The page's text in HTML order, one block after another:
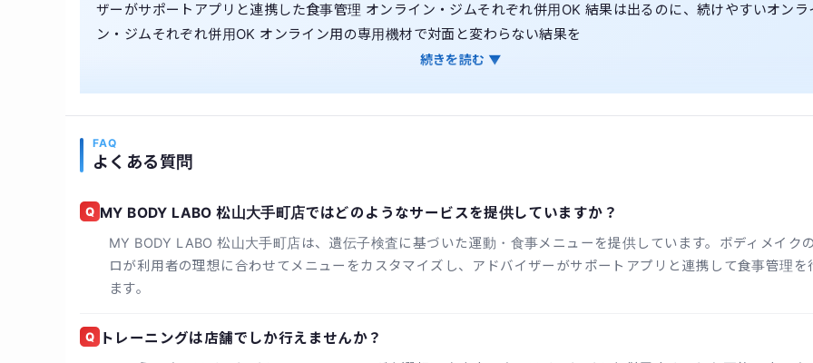
ザーがサポートアプリと連携した食事管理 オンライン・ジムそれぞれ併用OK 結果は出るのに、続けやすいオンラ
ン・ジムそれぞれ併用OK オンライン用の専用機材で対面と変わらない結果を
続きを読む ▼
FAQ
よくある質問
Q MY BODY LABO 松山大手町店ではどのようなサービスを提供していますか？
MY BODY LABO 松山大手町店は、遺伝子検査に基づいた運動・食事メニューを提供しています。ボディメイク
ロが利用者の理想に合わせてメニューをカスタマイズし、アドバイザーがサポートアプリと連携して食事管理を
ます。
Q トレーニングは店舗でしか行えませんか？